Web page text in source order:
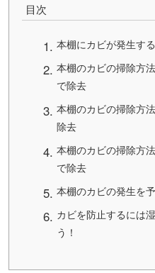
目次
本棚にカビが発生す
本棚のカビの掃除方
で除去
本棚のカビの掃除方
除去
本棚のカビの掃除方
で除去
本棚のカビの発生を
カビを防止するには
う！